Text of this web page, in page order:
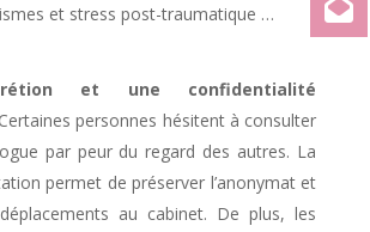
et stress post-traumatique …
et une confidentialité
Certaines personnes hésitent à consulter
par peur du regard des autres. La
permet de préserver l’anonymat et
au cabinet. De plus, les